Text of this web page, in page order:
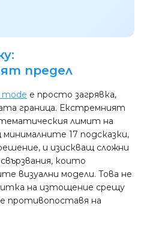
предел
mode е просто загрявка,
граница. Екстремният
лимит на
17 подсказки,
и изискващ сложни
които
визуални модели. Това не
на изтощение срещу
противопоставя на